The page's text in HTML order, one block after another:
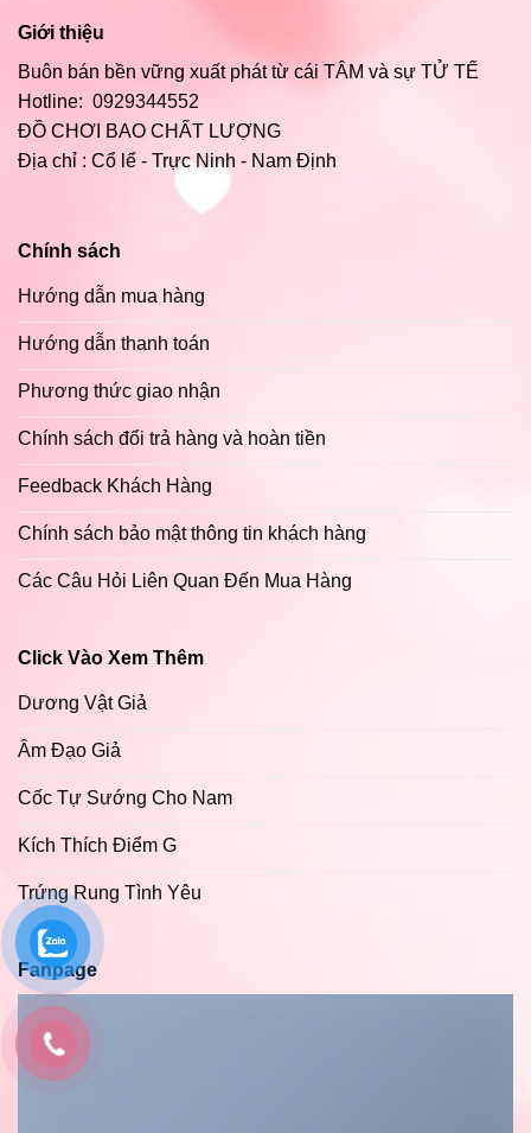
Giới thiệu
Buôn bán bền vững xuất phát từ cái TÂM và sự TỬ TẾ
Hotline: 0929344552
ĐỒ CHƠI BAO CHẤT LƯỢNG
Địa chỉ : Cổ lể - Trực Ninh - Nam Định
Chính sách
Hướng dẫn mua hàng
Hướng dẫn thanh toán
Phương thức giao nhận
Chính sách đổi trả hàng và hoàn tiền
Feedback Khách Hàng
Chính sách bảo mật thông tin khách hàng
Các Câu Hỏi Liên Quan Đến Mua Hàng
Click Vào Xem Thêm
Dương Vật Giả
Âm Đạo Giả
Cốc Tự Sướng Cho Nam
Kích Thích Điểm G
Trứng Rung Tình Yêu
Fanpage